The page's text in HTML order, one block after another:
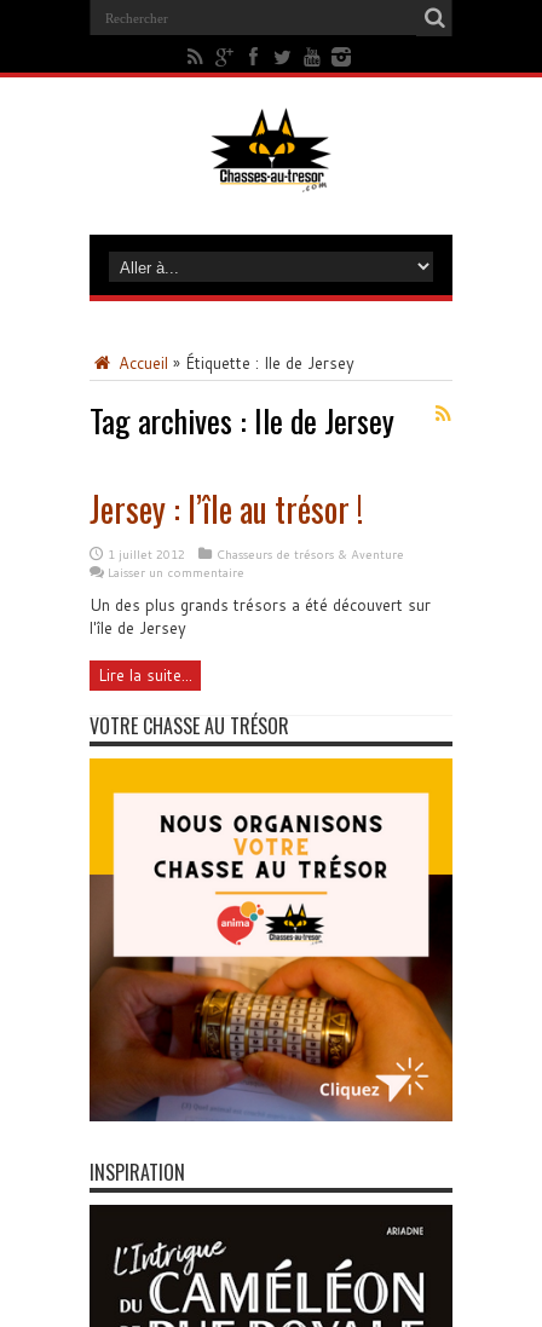
Accueil » Étiquette : Ile de Jersey
Tag archives : Ile de Jersey
Jersey : l’île au trésor !
1 juillet 2012
Chasseurs de trésors & Aventure
Laisser un commentaire
Un des plus grands trésors a été découvert sur
l'île de Jersey
Lire la suite...
VOTRE CHASSE AU TRÉSOR
INSPIRATION